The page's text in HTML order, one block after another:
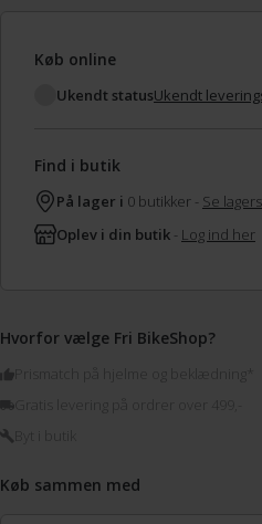
Køb online
Ukendt statusUkendt
Find i butik
På lager i 0 butikker - Se
Oplev i din butik - Log ind her
Hvorfor vælge Fri BikeShop?
Prismatch på hjelme og beklædning*
Køb sammen med